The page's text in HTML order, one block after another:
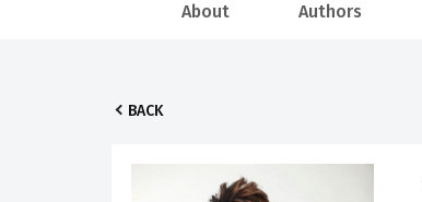
About Authors
BACK